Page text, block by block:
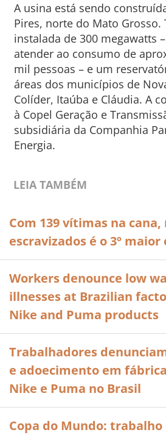
A usina está sendo
Pires, norte do Mato Grosso.
instalada de 300 megawatts
atender ao consumo de
mil pessoas – e um
áreas dos municípios de
Colíder, Itaúba e Cláudia. A
à Copel Geração e
subsidiária da Companhia
Energia.
LEIA TAMBÉM
Com 139 vítimas na cana,
escravizados é o 3º maior
Workers denounce low
illnesses at Brazilian
Nike and Puma products
Trabalhadores
e adoecimento em
Nike e Puma no Brasil
Copa do Mundo: trabalho